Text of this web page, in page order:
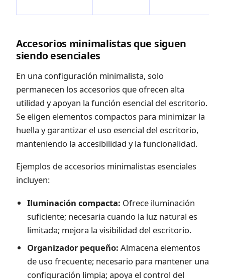
Accesorios minimalistas que siguen
siendo esenciales
En una configuración minimalista, solo
permanecen los accesorios que ofrecen alta
utilidad y apoyan la función esencial del escritorio.
Se eligen elementos compactos para minimizar la
huella y garantizar el uso esencial del escritorio,
manteniendo la accesibilidad y la funcionalidad.
Ejemplos de accesorios minimalistas esenciales
incluyen:
Iluminación compacta: Ofrece iluminación
suficiente; necesaria cuando la luz natural es
limitada; mejora la visibilidad del escritorio.
Organizador pequeño: Almacena elementos
de uso frecuente; necesario para mantener una
configuración limpia; apoya el control del